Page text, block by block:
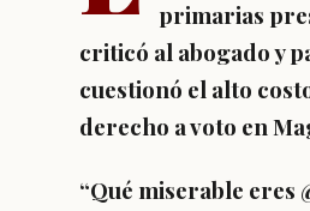
primarias
criticó al abogado y
cuestionó el alto
derecho a voto en
“Qué miserable eres